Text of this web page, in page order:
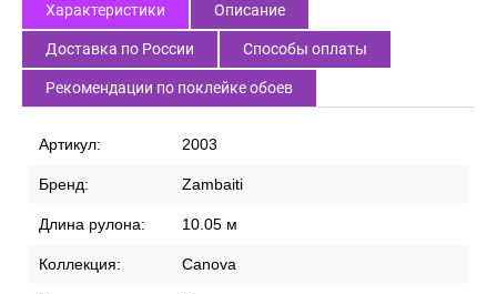
Характеристики Описание
Доставка по России Способы оплаты
Рекомендации по поклейке обоев
Артикул: 2003
Бренд: Zambaiti
Длина рулона: 10.05 м
Коллекция: Canova